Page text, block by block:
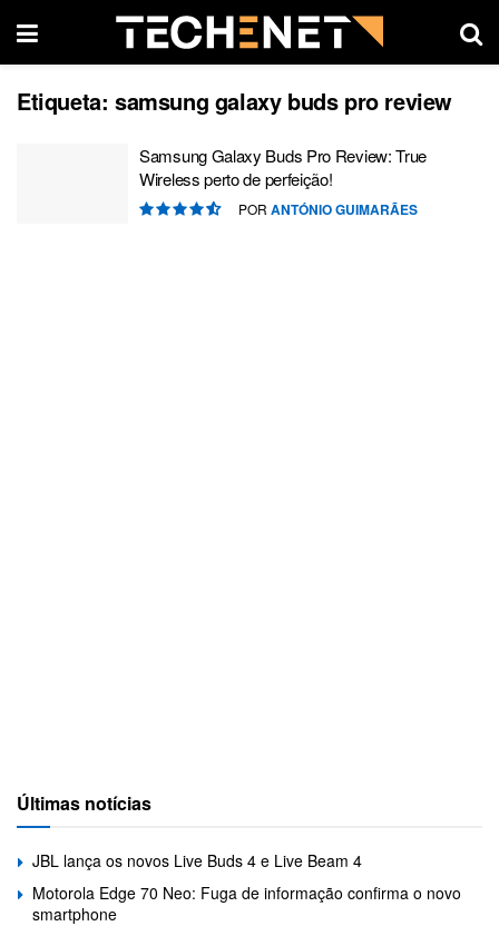
Etiqueta: samsung galaxy buds pro review
Samsung Galaxy Buds Pro Review: True
Wireless perto de perfeição!
POR ANTÓNIO GUIMARÃES
Últimas notícias
JBL lança os novos Live Buds 4 e Live Beam 4
Motorola Edge 70 Neo: Fuga de informação confirma o novo
smartphone